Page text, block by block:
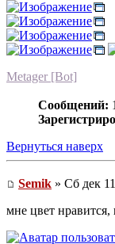
Metager [Bot]
Сообщений: 1
Вернуться наверх
Semik » Сб дек
мне цвет